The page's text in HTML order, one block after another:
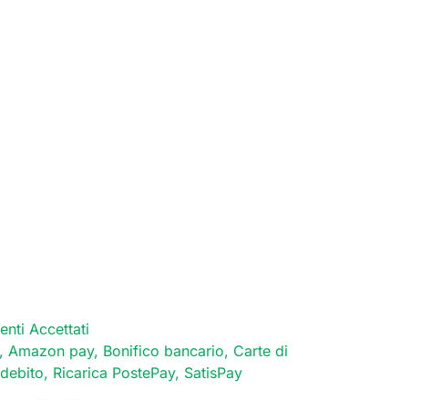
Accettati
Amazon pay, Bonifico bancario, Carte di
Ricarica PostePay, SatisPay